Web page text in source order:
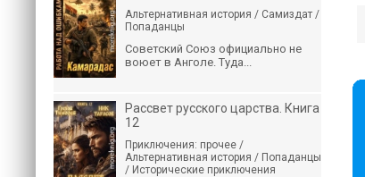
Альтернативная история / Самиздат /
Попаданцы
Советский Союз официально не
воюет в Анголе. Туда...
Рассвет русского царства. Книга
12
Приключения: прочее /
Альтернативная история / Попаданцы
/ Исторические приключения